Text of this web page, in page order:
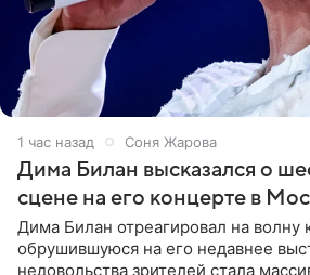
1 час назад Соня Жарова
Дима Билан высказался о
сцене на его концерте в
Дима Билан отреагировал на волну
обрушившуюся на его недавнее
недовольства зрителей стала